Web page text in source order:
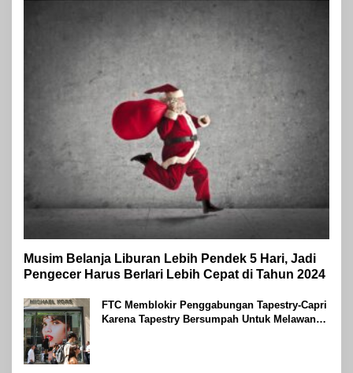
Musim Belanja Liburan Lebih Pendek 5 Hari, Jadi
Pengecer Harus Berlari Lebih Cepat di Tahun 2024
FTC Memblokir Penggabungan Tapestry-Capri
Karena Tapestry Bersumpah Untuk Melawan